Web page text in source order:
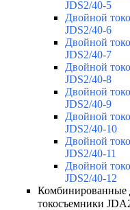
JDS2/40-5
Двойной
JDS2/40-6
Двойной
JDS2/40-7
Двойной
JDS2/40-8
Двойной
JDS2/40-9
Двойной
JDS2/40-10
Двойной
JDS2/40-11
Двойной
JDS2/40-12
Комбинированные
токосъемники